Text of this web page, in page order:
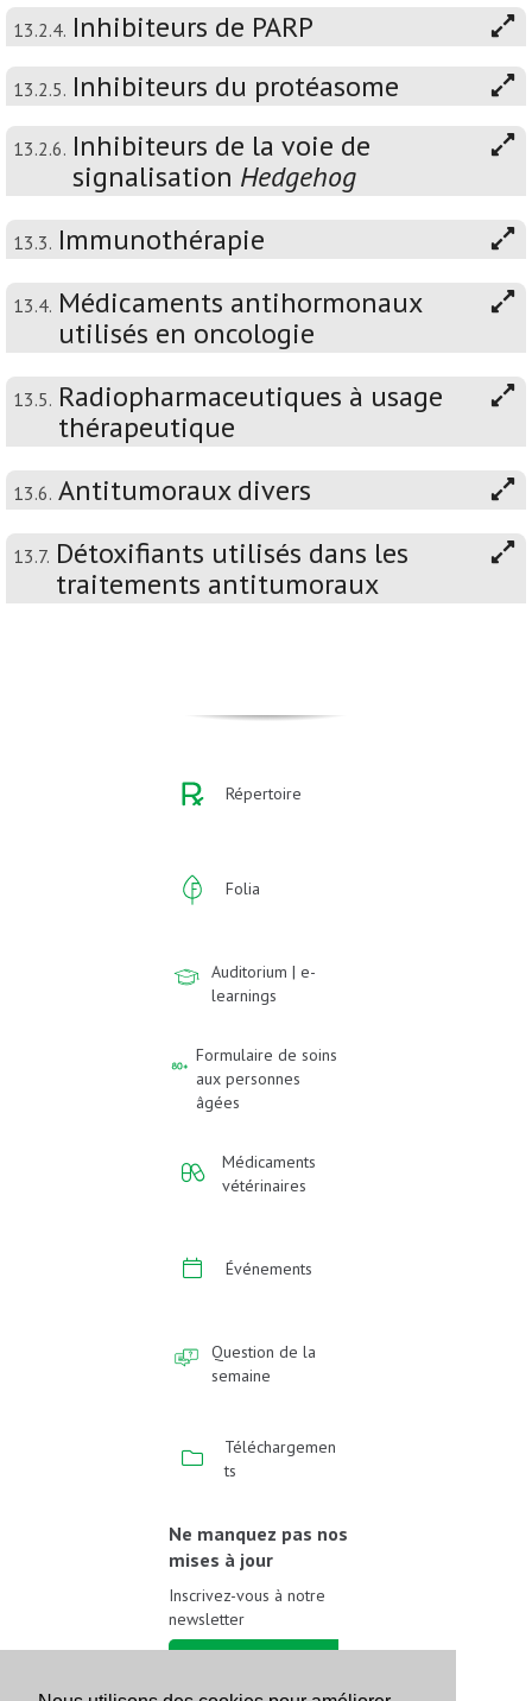
13.2.4. Inhibiteurs de PARP
13.2.5. Inhibiteurs du protéasome
13.2.6. Inhibiteurs de la voie de
signalisation Hedgehog
13.3. Immunothérapie
13.4. Médicaments antihormonaux
utilisés en oncologie
13.5. Radiopharmaceutiques à usage
thérapeutique
13.6. Antitumoraux divers
13.7. Détoxifiants utilisés dans les
traitements antitumoraux
Répertoire
Folia
Auditorium | e-
learnings
Formulaire de soins
aux personnes
âgées
Médicaments
vétérinaires
Événements
Question de la
semaine
Téléchargemen
ts
Ne manquez pas nos
mises à jour
Inscrivez-vous à notre
newsletter